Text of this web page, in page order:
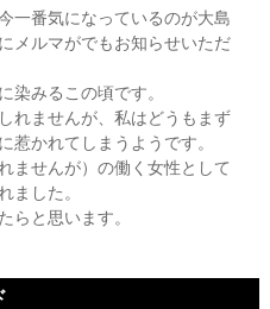
一番気になっているのが大島
メルマがでもお知らせいただ
染みるこの頃です。
れませんが、私はどうもまず
惹かれてしまうようです。
ませんが）の働く女性として
ました。
らと思います。